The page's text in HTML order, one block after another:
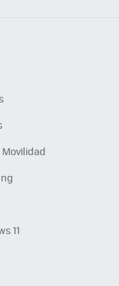
11